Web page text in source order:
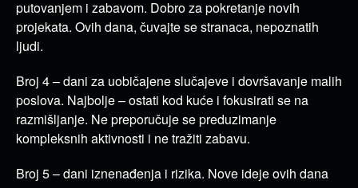
putovanjem i zabavom. Dobro za pokretanje novih
projekata. Ovih dana, čuvajte se stranaca, nepoznatih
ljudi.
Broj 4 – dani za uobičajene slučajeve i dovršavanje malih
poslova. Najbolje – ostati kod kuće i fokusirati se na
razmišljanje. Ne preporučuje se preduzimanje
kompleksnih aktivnosti i ne tražiti zabavu.
Broj 5 – dani iznenađenja i rizika. Nove ideje ovih dana